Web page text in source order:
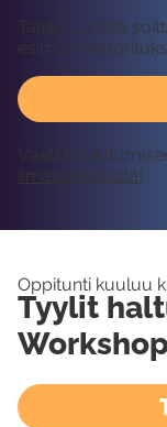
Taisto Lunkka
Vaatii
ilmaiseksi tästä!
Oppitunti kuuluu
Tyylit